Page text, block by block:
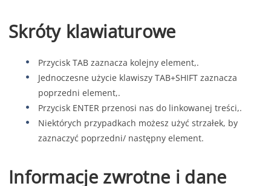
Skróty klawiaturowe
Przycisk TAB zaznacza kolejny element,.
Jednoczesne użycie klawiszy TAB+SHIFT zaznacza
poprzedni element,.
Przycisk ENTER przenosi nas do linkowanej treści,.
Niektórych przypadkach możesz użyć strzałek, by
zaznaczyć poprzedni/ następny element.
Informacje zwrotne i dane